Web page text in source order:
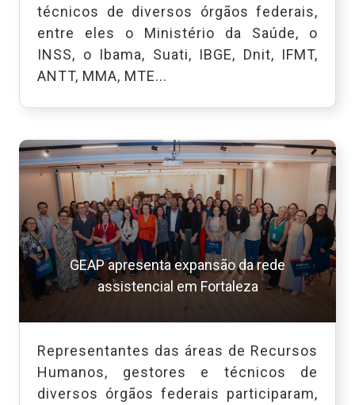
técnicos de diversos órgãos federais,
entre eles o Ministério da Saúde, o
INSS, o Ibama, Suati, IBGE, Dnit, IFMT,
ANTT, MMA, MTE...
GEAP apresenta expansão da rede
assistencial em Fortaleza
Representantes das áreas de Recursos
Humanos, gestores e técnicos de
diversos órgãos federais participaram,